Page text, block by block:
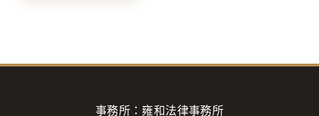
事務所：雍和法律事務所